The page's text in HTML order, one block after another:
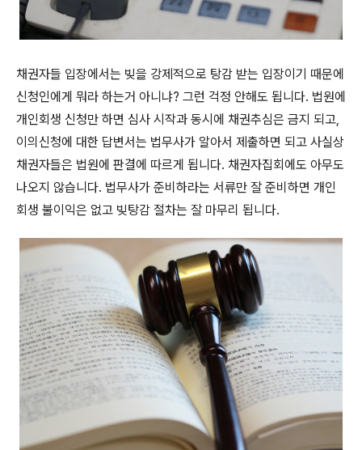
채권자들 입장에서는 빚을 강제적으로 탕감 받는 입장이기 때문에
신청인에게 뭐라 하는거 아니냐? 그런 걱정 안해도 됩니다. 법원에
개인회생 신청만 하면 심사 시작과 동시에 채권추심은 금지 되고,
이의신청에 대한 답변서는 법무사가 알아서 제출하면 되고 사실상
채권자들은 법원에 판결에 따르게 됩니다. 채권자집회에도 아무도
나오지 않습니다. 법무사가 준비하라는 서류만 잘 준비하면 개인
회생 불이익은 없고 빚탕감 절차는 잘 마무리 됩니다.